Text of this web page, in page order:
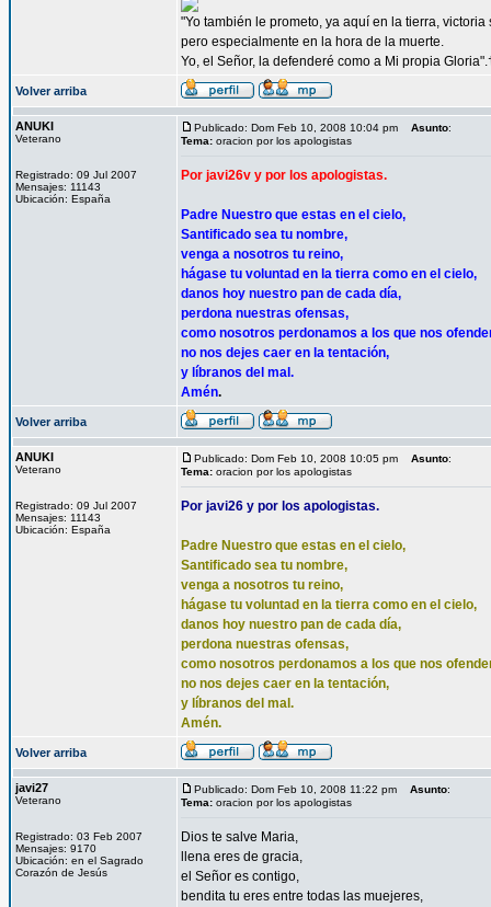
"Yo también le prometo, ya aquí en la tierra,
pero especialmente en la hora de la muerte.
Yo, el Señor, la defenderé como a Mi propia
Volver arriba
ANUKI
Veterano
Registrado: 09 Jul 2007
Mensajes: 11143
Ubicación: España
Publicado: Dom Feb 10, 2008 10:04 pm Asunto:
Tema: oracion por los apologistas
Por javi26v y por los apologistas.
Padre Nuestro que estas en el cielo,
Santificado sea tu nombre,
venga a nosotros tu reino,
hágase tu voluntad en la tierra como en el cielo,
danos hoy nuestro pan de cada día,
perdona nuestras ofensas,
como nosotros perdonamos a los que nos
no nos dejes caer en la tentación,
y líbranos del mal.
Amén.
Volver arriba
ANUKI
Veterano
Registrado: 09 Jul 2007
Mensajes: 11143
Ubicación: España
Publicado: Dom Feb 10, 2008 10:05 pm Asunto:
Tema: oracion por los apologistas
Por javi26 y por los apologistas.
Padre Nuestro que estas en el cielo,
Santificado sea tu nombre,
venga a nosotros tu reino,
hágase tu voluntad en la tierra como en el cielo,
danos hoy nuestro pan de cada día,
perdona nuestras ofensas,
como nosotros perdonamos a los que nos
no nos dejes caer en la tentación,
y líbranos del mal.
Amén.
Volver arriba
javi27
Veterano
Registrado: 03 Feb 2007
Mensajes: 9170
Ubicación: en el Sagrado
Corazón de Jesús
Publicado: Dom Feb 10, 2008 11:22 pm Asunto:
Tema: oracion por los apologistas
Dios te salve Maria,
llena eres de gracia,
el Señor es contigo,
bendita tu eres entre todas las muejeres,